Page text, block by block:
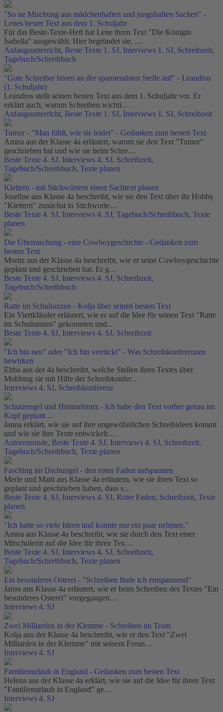
"So ne Mischung aus mädchenhaften und jungshaften Sachen" -
Lenes bester Text aus dem 1. Schuljahr
Für das Beste-Texte-Heft hat Lene ihren Text "Die Königin
Isabella" ausgewählt. Hier begründet sie, …
Anfangsunterricht, Beste Texte 1. SJ, Interviews 1. SJ, Schreibzeit,
Tagebuch/Schreibbuch
"Gute Schreiber hören an der spannendsten Stelle auf" - Leandros
(1. Schuljahr)
Leandros stellt seinen besten Text aus dem 1. Schuljahr vor. Er
erklärt auch, warum Schreiben wichti…
Anfangsunterricht, Beste Texte 1. SJ, Interviews 1. SJ, Schreibzeit
Tumor - "Man fühlt, wie sie leidet" - Gedanken zum besten Text
Amira aus der Klasse 4a erläutert, warum sie den Text "Tumor"
geschrieben hat und wie sie beim Schre…
Beste Texte 4. SJ, Interviews 4. SJ, Schreibzeit,
Tagebuch/Schreibbuch, Texte planen
Klettern - mit Stichwörtern einen Sachtext planen
Josefine aus Klasse 4a beschreibt, wie sie den Text über ihr Hobby
"Klettern" zunächst in Stichworte…
Beste Texte 4. SJ, Interviews 4. SJ, Tagebuch/Schreibbuch, Texte
planen
Die Überraschung - eine Cowboygeschichte - Gedanken zum
besten Text
Moritz aus der Klasse 4a beschreibt, wie er seine Cowboygeschichte
geplant und geschrieben hat. Er g…
Beste Texte 4. SJ, Interviews 4. SJ, Schreibzeit,
Tagebuch/Schreibbuch
Ratte im Schulranzen - Kolja über seinen besten Text
Ein Viertklässler erläutert, wie er auf die Idee für seinen Text "Ratte
im Schulranzen" gekommen und…
Beste Texte 4. SJ, Interviews 4. SJ, Schreibzeit
"Ich bin neu" oder "Ich bin verrückt" - Was Schreibkonferenzen
bewirken
Ebba aus der 4a beschreibt, welche Stellen ihres Textes über
Mobbing sie mit Hilfe der Schreibkonfer…
Interviews 4. SJ, Schreibkonferenz
Schutzengel und Himmelsturz - Ich habe den Text vorher genau im
Kopf geplant ...
Janna erklärt, wie sie auf ihre ungewöhnlichen Schreibideen kommt
und wie sie ihre Texte entwickelt.…
Autorenrunde, Beste Texte 4. SJ, Interviews 4. SJ, Schreibzeit,
Tagebuch/Schreibbuch, Texte planen
Fasching im Dschungel - den roten Faden aufspannen
Merle und Matti aus Klasse 4a erläutern, wie sie ihren Text so
geplant und geschrieben haben, dass s…
Beste Texte 4. SJ, Interviews 4. SJ, Roter Faden, Schreibzeit, Texte
planen
"Ich hatte so viele Ideen und konnte nur ein paar nehmen."
Amira aus Klasse 4a beschreibt, wie sie durch den Text einer
Mitschülerin auf die Idee für ihren Tex…
Beste Texte 4. SJ, Interviews 4. SJ, Schreibzeit,
Tagebuch/Schreibbuch, Texte planen
Ein besonderes Osterei - "Schreiben finde ich entspannend"
Jaron aus Klasse 4a erläutert, wie er beim Schreiben des Textes "Ein
besonderes Osterei" vorgegangen…
Interviews 4. SJ
Zwei Milliarden in der Klemme - Schreiben im Team
Kolja aus der Klasse 4a beschreibt, wie er den Text "Zwei
Milliarden in der Klemme" mit seinem Freun…
Interviews 4. SJ
Familienurlaub in England - Gedanken zum besten Text
Helena aus der Klasse 4a erklärt, wie sie auf die Idee für ihren Text
"Familienurlaub in England" ge…
Interviews 4. SJ